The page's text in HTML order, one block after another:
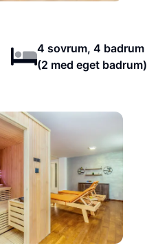
4 sovrum, 4 badrum
(2 med eget badrum)